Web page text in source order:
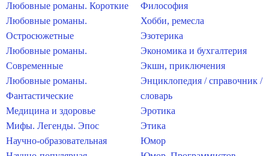
Любовные романы. Короткие
Любовные романы.
Остросюжетные
Любовные романы.
Современные
Любовные романы.
Фантастические
Медицина и здоровье
Мифы. Легенды. Эпос
Научно-образовательная
Философия
Хобби, ремесла
Эзотерика
Экономика и бухгалтерия
Экшн, приключения
Энциклопедия / справочник /
словарь
Эротика
Этика
Юмор